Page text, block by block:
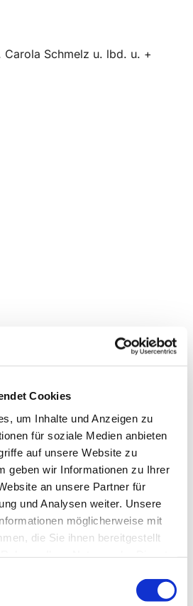
Cookies
um Inhalte und Anzeigen zu
für soziale Medien anbieten
auf unsere Website zu
geben wir Informationen zu Ihrer
an unsere Partner für
und Analysen weiter. Unsere
möglicherweise mit
die Sie ihnen bereitgestellt
Carola Schmelz u. lbd. u. +
Sie auch